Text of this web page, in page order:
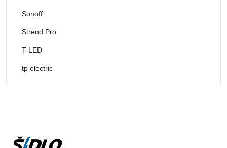
Sonoff
Strend Pro
T-LED
tp electric